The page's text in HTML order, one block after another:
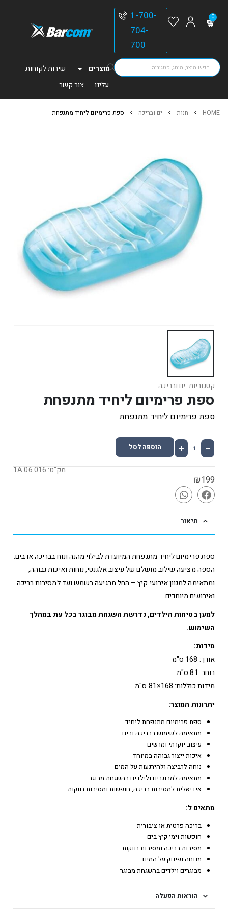
0
1-700-
704-
700
מוצרים
שירות לקוחות
עלינו
צור קשר
HOME חנות ים ובריכה ספת פרימיום ליחיד מתנפחת
קטגוריות: ים ובריכה
ספת פרימיום ליחיד מתנפחת
ספת פרימיום ליחיד מתנפחת
₪199
מק"ט: 1A.06.016
הוספה לסל
תיאור
ספת פרימיום ליחיד מתנפחת המיועדת לבילוי מהנה ונוח בבריכה או בים.
הספה מציעה שילוב מושלם של עיצוב אלגנטי, נוחות ואיכות גבוהה,
ומתאימה למגוון אירועי קיץ – החל מרגיעה בשמש ועד למסיבות בריכה
ואירועים מיוחדים.
למען בטיחות הילדים, נדרשת השגחת מבוגר בכל עת במהלך
השימוש.
מידות:
אורך: 168 ס"מ
רוחב: 81 ס"מ
מידות כוללות: 168×81 ס"מ
יתרונות המוצר:
ספת פרימיום מתנפחת ליחיד
מתאימה לשימוש בבריכה ובים
עיצוב יוקרתי ומרשים
איכות ייצור גבוהה במיוחד
נוחה לרביצה ולהירגעות על המים
מתאימה למבוגרים ולילדים בהשגחת מבוגר
אידיאלית למסיבות בריכה, חופשות ומסיבות רווקות
מתאים ל:
בריכה פרטית או ציבורית
חופשות וימי קיץ בים
מסיבות בריכה ומסיבות רווקות
מנוחה ופינוק על המים
מבוגרים וילדים בהשגחת מבוגר
הוראות הפעלה